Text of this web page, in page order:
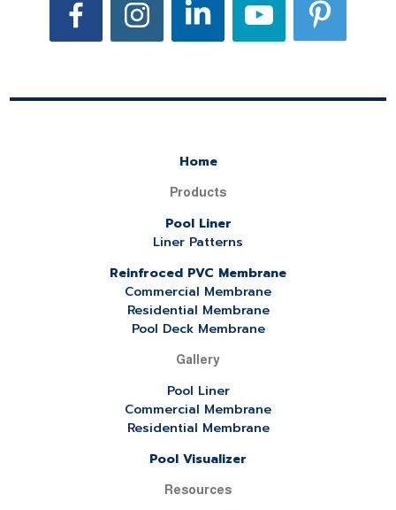
Home
Products
Pool Liner
Liner Patterns
Reinfroced PVC Membrane
Commercial Membrane
Residential Membrane
Pool Deck Membrane
Gallery
Pool Liner
Commercial Membrane
Residential Membrane
Pool Visualizer
Resources